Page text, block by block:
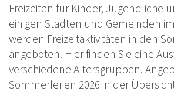
Freizeiten für Kinder, Jugendliche
einigen Städten und Gemeinden
werden Freizeitaktivitäten in den
angeboten. Hier finden Sie eine
verschiedene Altersgruppen.
Sommerferien 2026 in der